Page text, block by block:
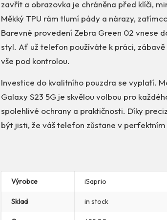
zavřít a obrazovka je chráněna před klíči,
Měkký TPU rám tlumí pády a nárazy,
Barevné provedení Zebra Green 02 vnese
styl. Ať už telefon používáte k práci,
vše pod kontrolou.
Investice do kvalitního pouzdra se vyplatí.
Galaxy S23 5G je skvělou volbou pro
spolehlivé ochrany a praktičnosti. Díky
být jisti, že váš telefon zůstane v
Výrobce iSaprio
Sklad in stock